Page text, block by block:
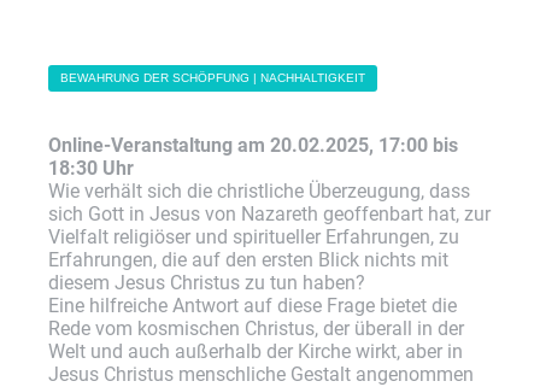
BEWAHRUNG DER SCHÖPFUNG | NACHHALTIGKEIT
Online-Veranstaltung am 20.02.2025, 17:00 bis
18:30 Uhr
Wie verhält sich die christliche Überzeugung, dass
sich Gott in Jesus von Nazareth geoffenbart hat, zur
Vielfalt religiöser und spiritueller Erfahrungen, zu
Erfahrungen, die auf den ersten Blick nichts mit
diesem Jesus Christus zu tun haben?
Eine hilfreiche Antwort auf diese Frage bietet die
Rede vom kosmischen Christus, der überall in der
Welt und auch außerhalb der Kirche wirkt, aber in
Jesus Christus menschliche Gestalt angenommen